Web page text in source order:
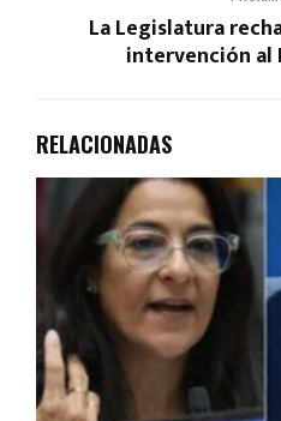
La Legislatura
intervención al
RELACIONADAS